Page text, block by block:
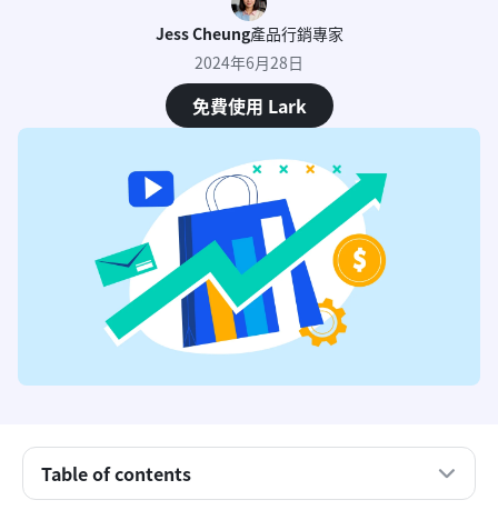
Jess Cheung產品行銷專家
2024年6月28日
免費使用 Lark
Table of contents